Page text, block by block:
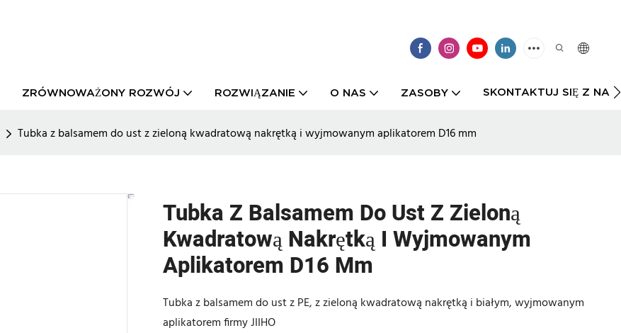
ZRÓWNOWAŻONY ROZWÓJ ROZWIĄZANIE O NAS ZASOBY SKONTAKTUJ SIĘ Z NAMI
Tubka z balsamem do ust z zieloną kwadratową nakrętką i wyjmowanym aplikatorem D16 mm
Tubka Z Balsamem Do Ust Z Zieloną
Kwadratową Nakrętką I Wyjmowanym
Aplikatorem D16 Mm
Tubka z balsamem do ust z PE, z zieloną kwadratową nakrętką i białym, wyjmowanym
aplikatorem firmy JIIHO